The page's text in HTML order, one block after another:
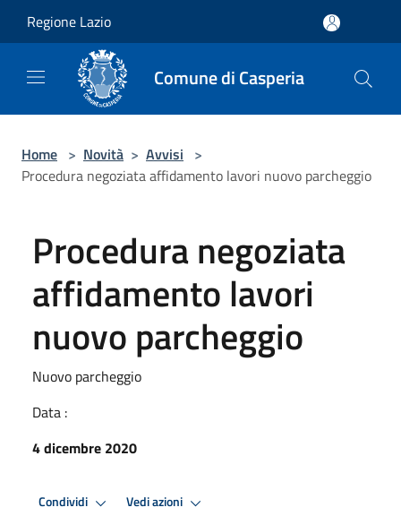
Regione Lazio
Comune di Casperia
Home > Novità > Avvisi >
Procedura negoziata affidamento lavori nuovo parcheggio
Procedura negoziata
affidamento lavori
nuovo parcheggio
Nuovo parcheggio
Data :
4 dicembre 2020
Condividi Vedi azioni